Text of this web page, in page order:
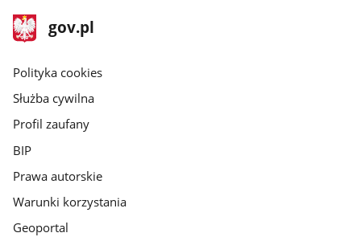
stopka
gov.pl
Strona
gov.pl
gov.pl
Polityka cookies
Służba cywilna
Profil zaufany
BIP
Prawa autorskie
Warunki korzystania
Geoportal